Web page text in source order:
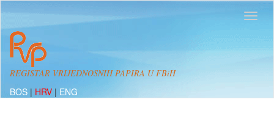
REGISTAR VRIJEDNOSNIH PAPIRA U FBiH
BOS | HRV | ENG